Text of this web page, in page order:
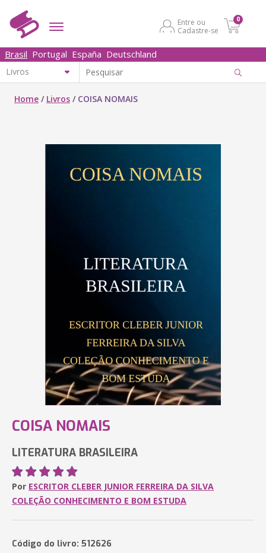
Entre ou
Cadastre-se
0
Brasil Portugal España Deutschland
Home / Livros / COISA NOMAIS
COISA NOMAIS
LITERATURA BRASILEIRA
Por ESCRITOR CLEBER JUNIOR FERREIRA DA SILVA
COLEÇÃO CONHECIMENTO E BOM ESTUDA
Código do livro: 512626